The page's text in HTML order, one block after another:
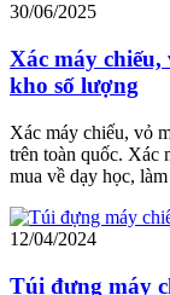
30/06/2025
Xác máy chiếu,
kho số lượng
Xác máy chiếu, vỏ
trên toàn quốc. Xác
mua về dạy học,
12/04/2024
Túi đựng máy